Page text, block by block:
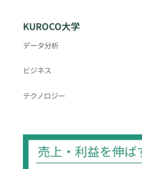
KUROCO大学
データ分析
ビジネス
テクノロジー